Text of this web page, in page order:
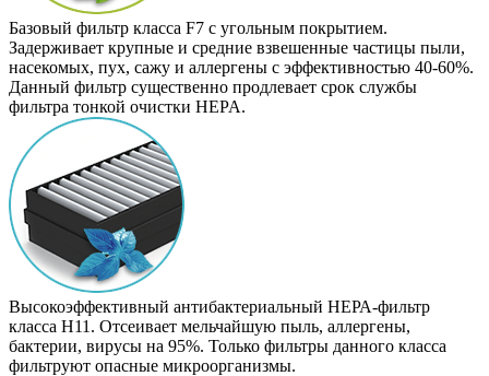
Базовый фильтр класса F7 с угольным покрытием.
Задерживает крупные и средние взвешенные частицы пыли,
насекомых, пух, сажу и аллергены с эффективностью 40-60%.
Данный фильтр существенно продлевает срок службы
фильтра тонкой очистки HEPA.
Высокоэффективный антибактериальный НЕРА-фильтр
класса H11. Отсеивает мельчайшую пыль, аллергены,
бактерии, вирусы на 95%. Только фильтры данного класса
фильтруют опасные микроорганизмы.